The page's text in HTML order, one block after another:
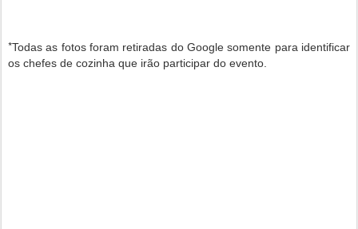
*Todas as fotos foram retiradas do Google somente para identificar
os chefes de cozinha que irão participar do evento.